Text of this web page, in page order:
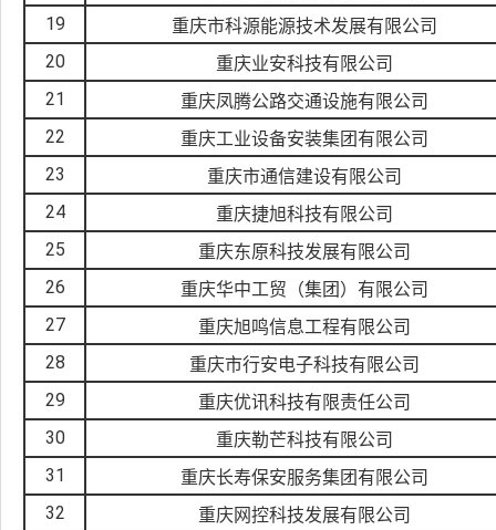
19
重庆市科源能源技术发展有限公司
20
重庆业安科技有限公司
21
重庆凤腾公路交通设施有限公司
22
重庆工业设备安装集团有限公司
23
重庆市通信建设有限公司
24
重庆捷旭科技有限公司
25
重庆东原科技发展有限公司
26
重庆华中工贸（集团）有限公司
27
重庆旭鸣信息工程有限公司
28
重庆市行安电子科技有限公司
29
重庆优讯科技有限责任公司
30
重庆勒芒科技有限公司
31
重庆长寿保安服务集团有限公司
32
重庆网控科技发展有限公司